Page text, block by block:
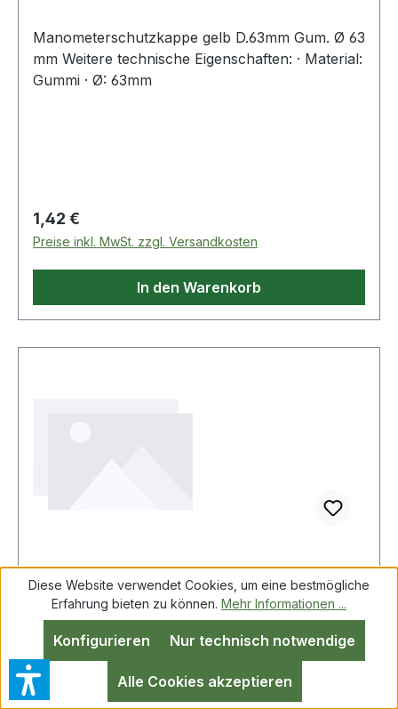
Manometerschutzkappe gelb D.63mm Gum. Ø 63
mm Weitere technische Eigenschaften: · Material:
Gummi · Ø: 63mm
Regulärer Preis:
1,42 €
Preise inkl. MwSt. zzgl. Versandkosten
In den Warenkorb
KS Tools 150.1960-R018P Manometer
KS Tools 150.1960-R018P Manometer Weitere
Diese Website verwendet Cookies, um eine bestmögliche
Erfahrung bieten zu können. Mehr Informationen ...
Nur technisch notwendige
Konfigurieren
Alle Cookies akzeptieren